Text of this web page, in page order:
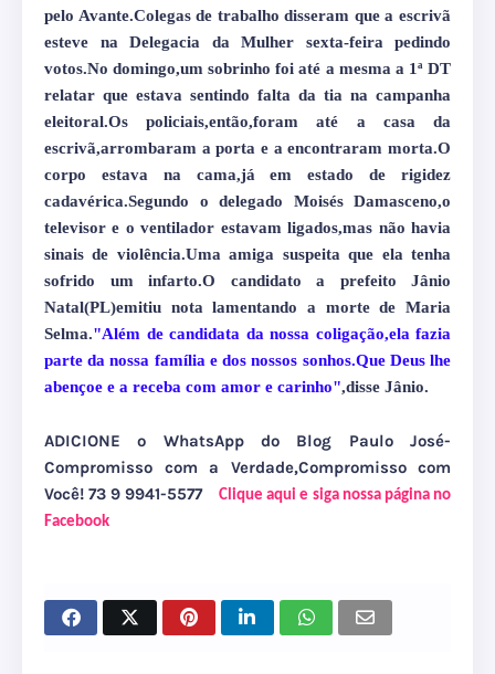
pelo Avante.Colegas de trabalho disseram que a escrivã
esteve na Delegacia da Mulher sexta-feira pedindo
votos.No domingo,um sobrinho foi até a mesma a 1ª DT
relatar que estava sentindo falta da tia na campanha
eleitoral.Os policiais,então,foram até a casa da
escrivã,arrombaram a porta e a encontraram morta.O
corpo estava na cama,já em estado de rigidez
cadavérica.Segundo o delegado Moisés Damasceno,o
televisor e o ventilador estavam ligados,mas não havia
sinais de violência.Uma amiga suspeita que ela tenha
sofrido um infarto.O candidato a prefeito Jânio
Natal(PL)emitiu nota lamentando a morte de Maria
Selma."Além de candidata da nossa coligação,ela fazia
parte da nossa família e dos nossos sonhos.Que Deus lhe
abençoe e a receba com amor e carinho",disse Jânio.
ADICIONE o WhatsApp do Blog Paulo José-
Compromisso com a Verdade,Compromisso com
Você! 73 9 9941-5577
Clique aqui e siga nossa página no
Facebook